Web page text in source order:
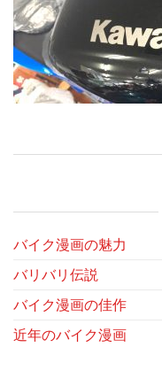
バイク漫画の魅力
バリバリ伝説
バイク漫画の佳作
近年のバイク漫画